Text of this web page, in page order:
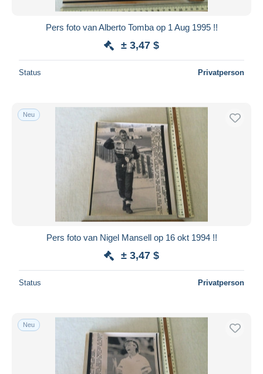
Pers foto van Alberto Tomba op 1 Aug 1995 !!
± 3,47 $
Status Privatperson
Neu
Pers foto van Nigel Mansell op 16 okt 1994 !!
± 3,47 $
Status Privatperson
Neu